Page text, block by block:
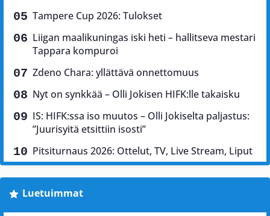
Tampere Cup 2026: Tulokset
Liigan maalikuningas iski heti – hallitseva mestari
Tappara kompuroi
Zdeno Chara: yllättävä onnettomuus
Nyt on synkkää – Olli Jokisen HIFK:lle takaisku
IS: HIFK:ssa iso muutos – Olli Jokiselta paljastus:
”Juurisyitä etsittiin isosti”
Pitsiturnaus 2026: Ottelut, TV, Live Stream, Liput
Luetuimmat